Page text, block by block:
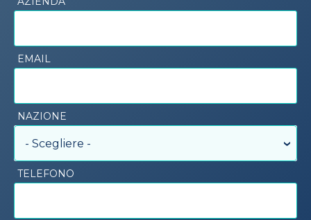
EMAIL
NAZIONE
- Scegliere -
TELEFONO